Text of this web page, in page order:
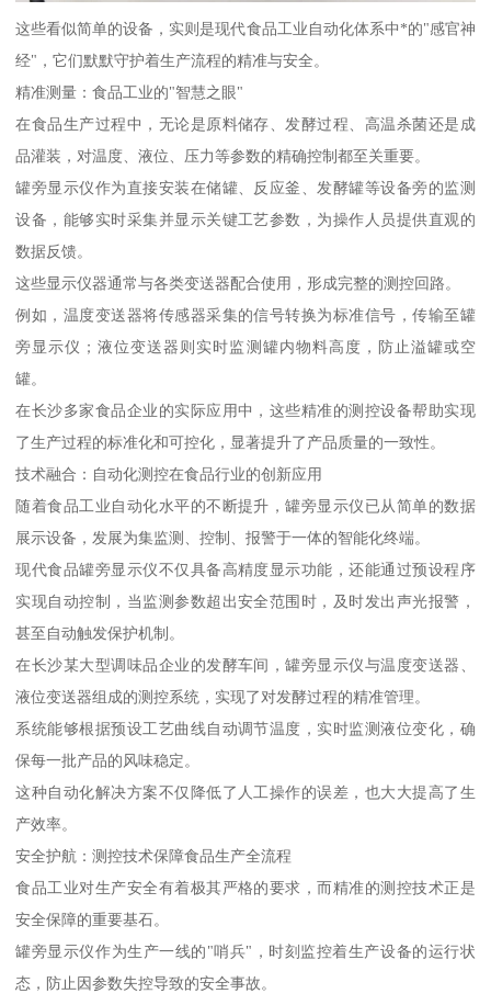
这些看似简单的设备，实则是现代食品工业自动化体系中*的"感官神
经"，它们默默守护着生产流程的精准与安全。
精准测量：食品工业的"智慧之眼"
在食品生产过程中，无论是原料储存、发酵过程、高温杀菌还是成
品灌装，对温度、液位、压力等参数的精确控制都至关重要。
罐旁显示仪作为直接安装在储罐、反应釜、发酵罐等设备旁的监测
设备，能够实时采集并显示关键工艺参数，为操作人员提供直观的
数据反馈。
这些显示仪器通常与各类变送器配合使用，形成完整的测控回路。
例如，温度变送器将传感器采集的信号转换为标准信号，传输至罐
旁显示仪；液位变送器则实时监测罐内物料高度，防止溢罐或空
罐。
在长沙多家食品企业的实际应用中，这些精准的测控设备帮助实现
了生产过程的标准化和可控化，显著提升了产品质量的一致性。
技术融合：自动化测控在食品行业的创新应用
随着食品工业自动化水平的不断提升，罐旁显示仪已从简单的数据
展示设备，发展为集监测、控制、报警于一体的智能化终端。
现代食品罐旁显示仪不仅具备高精度显示功能，还能通过预设程序
实现自动控制，当监测参数超出安全范围时，及时发出声光报警，
甚至自动触发保护机制。
在长沙某大型调味品企业的发酵车间，罐旁显示仪与温度变送器、
液位变送器组成的测控系统，实现了对发酵过程的精准管理。
系统能够根据预设工艺曲线自动调节温度，实时监测液位变化，确
保每一批产品的风味稳定。
这种自动化解决方案不仅降低了人工操作的误差，也大大提高了生
产效率。
安全护航：测控技术保障食品生产全流程
食品工业对生产安全有着极其严格的要求，而精准的测控技术正是
安全保障的重要基石。
罐旁显示仪作为生产一线的"哨兵"，时刻监控着生产设备的运行状
态，防止因参数失控导致的安全事故。